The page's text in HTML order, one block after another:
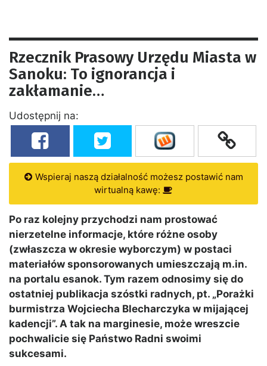
Rzecznik Prasowy Urzędu Miasta w
Sanoku: To ignorancja i
zakłamanie…
Udostępnij na:
Wspieraj naszą działalność możesz postawić nam
wirtualną kawę:
Po raz kolejny przychodzi nam prostować
nierzetelne informacje, które różne osoby
(zwłaszcza w okresie wyborczym) w postaci
materiałów sponsorowanych umieszczają m.in.
na portalu esanok. Tym razem odnosimy się do
ostatniej publikacja szóstki radnych, pt. „Porażki
burmistrza Wojciecha Blecharczyka w mijającej
kadencji”. A tak na marginesie, może wreszcie
pochwalicie się Państwo Radni swoimi
sukcesami.